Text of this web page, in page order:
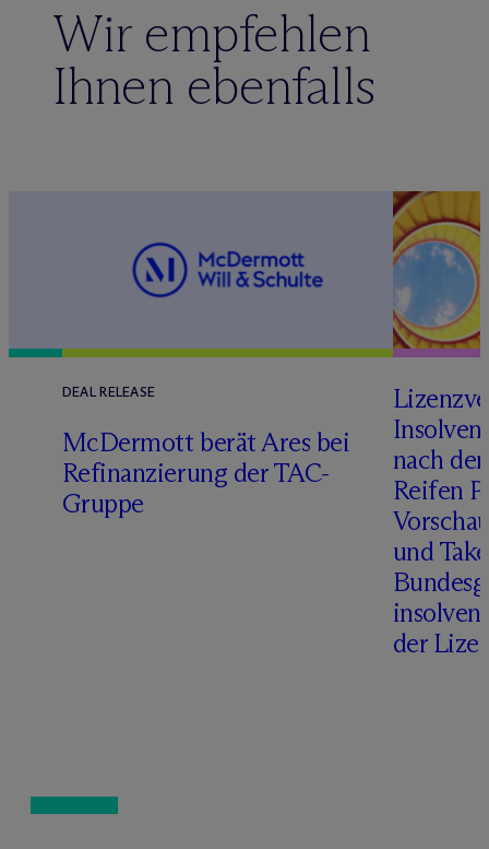
Wir empfehlen
Ihnen ebenfalls
DEAL RELEASE
McDermott berät Ares bei
Refinanzierung der TAC-
Gruppe
nach
Reifen
und
der